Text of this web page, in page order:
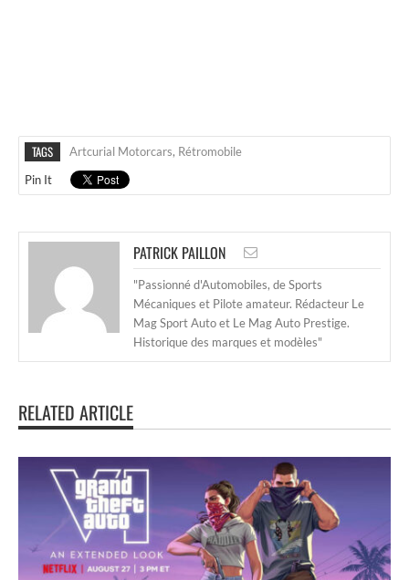
TAGS Artcurial Motorcars, Rétromobile
Pin It
PATRICK PAILLON
"Passionné d'Automobiles, de Sports
Mécaniques et Pilote amateur. Rédacteur Le
Mag Sport Auto et Le Mag Auto Prestige.
Historique des marques et modèles"
RELATED ARTICLE